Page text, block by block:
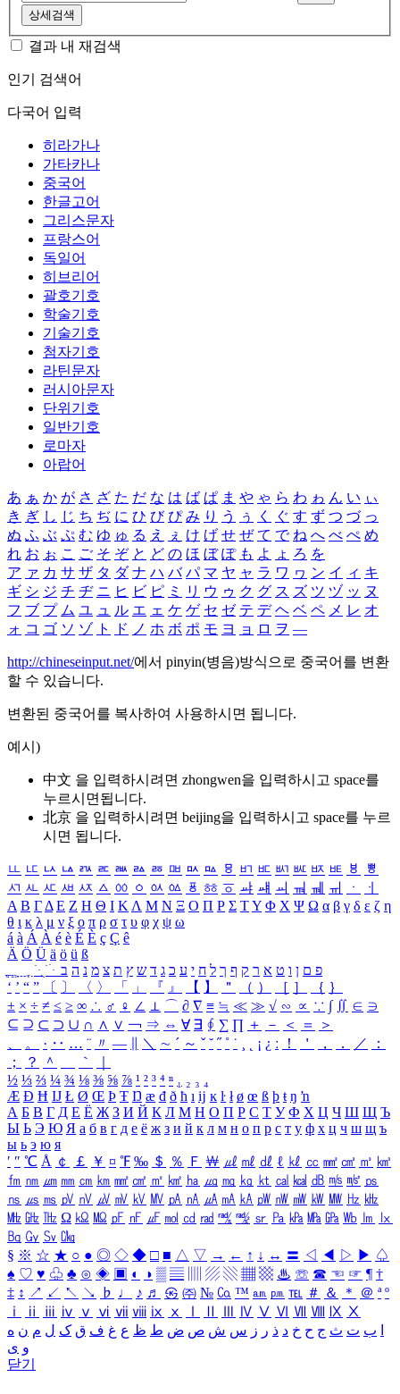
상세검색
결과 내 재검색
인기 검색어
다국어 입력
히라가나
가타카나
중국어
한글고어
그리스문자
프랑스어
독일어
히브리어
괄호기호
학술기호
기술기호
첨자기호
라틴문자
러시아문자
단위기호
일반기호
로마자
아랍어
あ ぁ か が さ ざ た だ な は ば ぱ ま や ゃ ら わ ゎ ん い ぃ
き ぎ し じ ち ぢ に ひ び ぴ み り う ぅ く ぐ す ず つ づ っ
ぬ ふ ぶ ぷ む ゆ ゅ る え ぇ け げ せ ぜ て で ね へ べ ぺ め
れ お ぉ こ ご そ ぞ と ど の ほ ぼ ぽ も よ ょ ろ を
ア ァ カ サ ザ タ ダ ナ ハ バ パ マ ヤ ャ ラ ワ ヮ ン イ ィ キ
ギ シ ジ チ ヂ ニ ヒ ビ ピ ミ リ ウ ゥ ク グ ス ズ ツ ヅ ッ ヌ
フ ブ プ ム ユ ュ ル エ ェ ケ ゲ セ ゼ テ デ ヘ ベ ペ メ レ オ
ォ コ ゴ ソ ゾ ト ド ノ ホ ボ ポ モ ヨ ョ ロ ヲ ―
http://chineseinput.net/에서 pinyin(병음)방식으로 중국어를 변환
할 수 있습니다.
변환된 중국어를 복사하여 사용하시면 됩니다.
예시)
中文 을 입력하시려면 zhongwen을 입력하시고 space를
누르시면됩니다.
北京 을 입력하시려면 beijing을 입력하시고 space를 누르
시면 됩니다.
ㅥ ㅦ ㅧ ㅨ ㅩ ㅪ ㅫ ㅬ ㅭ ㅮ ㅯ ㅰ ㅱ ㅲ ㅳ ㅴ ㅵ ㅶ ㅷ ㅸ
ㅹ
ㅺ ㅻ ㅼ ㅽ ㅾ ㅿ ㆀ ㆁ ㆂ ㆃ ㆄ ㆅ ㆆ ㆇ ㆈ ㆉ ㆊ ㆋ ㆌ ㆍ
ㆎ
Α Β ΓΔ Ε Ζ Η Θ Ι ΚΛ Μ Ν Ξ Ο Π Ρ Σ ΤΥ Φ Χ Ψ Ω α β γ δ ε ζ η
θ ι κ λ μ ν ξ ο π ρ σ τ υ φ χ ψ ω
á à Á À é è É È ç Ç ê
Ä Ö Ü ä ö ü ß
ִֶֹ ֻּ ׁׂ פ ם ן ו ט א ר ק ף ך ל ח י ע כ ג ד ש ץ ת צ מ נ ה ב
‘ ’ “ ” 〔 〕 〈 〉 「 」 『 』 【 】 ＂ （ ） ［ ］ ｛ ｝
± × ÷ ≠ ≤ ≥ ∞ ∴ ♂ ♀ ∠ ⊥ ⌒ ∂ ∇ ≡ ≒ ≪ ≫ √ ∽ ∝ ∵ ∫ ∬ ∈ ∋
⊆ ⊇ ⊂ ⊃ ∪ ∩ ∧ ∨ ￢ ⇒ ⇔ ∀ ∃ ∮ ∑ ∏ ＋ － ＜ ＝
＞
、
。 · ‥ … ¨ 〃 ― ＼ ∼ ´ ～ ˇ ˘ ˝ ˚ ˙ ¸ ¡ ¿ ː ！ ＇ ， ． ／
：
；
？ ＾ ｀
½ ⅓ ⅔ ¼ ¾ ⅛ ⅜ ⅝ ⅞ ¹ ² ³ ⁴ ⁿ ₁ ₂ ₃ ₄
Æ Ð Ħ Ĳ Ł Ø Œ Þ Ŧ Ŋ æ đ ð ħ ı ĳ ĸ ŀ ł ø œ ß þ ŧ ŋ ŉ
А Б В Г Д Е Ё Ж З И Й К Л М Н О П Р С Т У Ф Х Ц Ч Ш Щ Ъ
Ы Ь Э Ю Я а б в г д е ё ж з и й к л м н о п р с т у ф х ц ч ш щ ъ
ы ь э ю я
′ ″ ℃ Å ￠ ￡ ￥ ¤ ℉ ‰ ＄ ％ Ｆ ￦ ㎕ ㎖ ㎗ ℓ ㎘ ㏄ ㎣ ㎤ ㎥ ㎦
㎙ ㎚ ㎛ ㎜ ㎝ ㎞ ㎟ ㎠ ㎡ ㎢ ㏊ ㎍ ㎎ ㎏ ㏏ ㎈ ㎉ ㏈ ㎧ ㎨ ㎰
㎱ ㎲ ㎳ ㎴ ㎵ ㎶ ㎷ ㎸ ㎹ ㎀ ㎁ ㎂ ㎃ ㎄ ㎺ ㎻ ㎽ ㎾ ㎿ ㎐ ㎑
㎒ ㎓ ㎔ Ω ㏀ ㏁ ㎊ ㎋ ㎌ ㏖ ㏅ ㎭ ㎮ ㎯ ㏛ ㎩ ㎪ ㎫ ㎬ ㏝ ㏐
㏓
㏃ ㏉ ㏜ ㏆
§ ※ ☆ ★ ○ ● ◎ ◇ ◆ □ ■ △ ▽ → ← ↑ ↓ ↔ 〓 ◁ ◀ ▷ ▶ ♤
♠ ♡ ♥ ♧ ♣ ⊙ ◈ ▣ ◐ ◑ ▒ ▤ ▨ ▧ ▦ ▩ ♨ ☏ ☎ ☜ ☞ ¶ †
‡ ↕ ↗ ↙ ↖ ↘ ♭ ♩ ♪ ♬ ㉿ ㈜ № ㏇ ™ ㏂ ㏘ ℡ ＃ ＆ ＊ ＠ ª º
ⅰ
ⅱ ⅲ ⅳ ⅴ ⅵ ⅶ ⅷ ⅸ ⅹ Ⅳ Ⅴ Ⅵ Ⅶ Ⅷ Ⅸ Ⅹ
ب ت ث ج ح خ د ذ ر ز س ش ص ض ط ظ ع غ ف ق ک ل م ن ه
و ی
닫기